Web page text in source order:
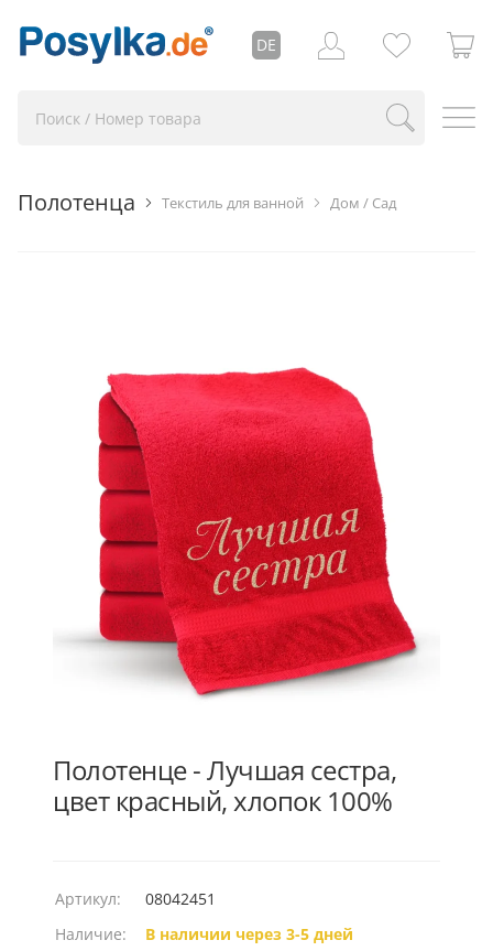
DE
Дом / Сад
Текстиль для ванной
Полотенца
Полотенце - Лучшая сестра,
цвет красный, хлопок 100%
Артикул:
08042451
Наличие:
В наличии через 3-5 дней